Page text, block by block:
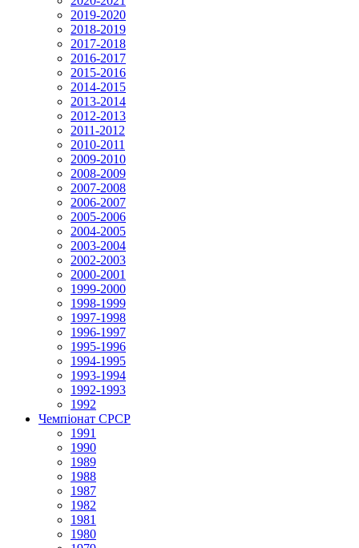
2019-2020
2018-2019
2017-2018
2016-2017
2015-2016
2014-2015
2013-2014
2012-2013
2011-2012
2010-2011
2009-2010
2008-2009
2007-2008
2006-2007
2005-2006
2004-2005
2003-2004
2002-2003
2000-2001
1999-2000
1998-1999
1997-1998
1996-1997
1995-1996
1994-1995
1993-1994
1992-1993
1992
Чемпіонат СРСР
1991
1990
1989
1988
1987
1982
1981
1980